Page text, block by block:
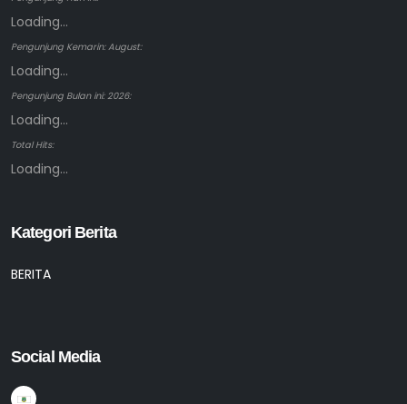
Loading...
Pengunjung Kemarin: August:
Loading...
Pengunjung Bulan ini: 2026:
Loading...
Total Hits:
Loading...
Kategori Berita
BERITA
Social Media